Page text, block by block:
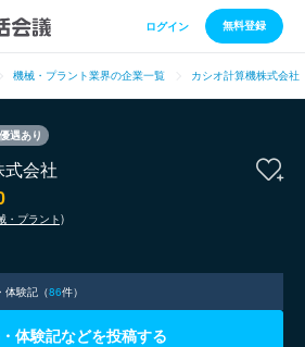
ログイン 無料登録
機械・プラント業界の企業一覧 カシオ計算機株式会社
遇あり
式会社
・プラント)
体験記（86件）
体験記などを投稿する